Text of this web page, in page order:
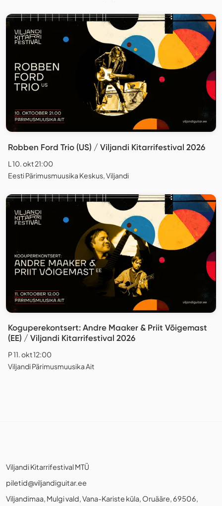
Robben Ford Trio (US) / Viljandi Kitarrifestival 2026
L 10. okt 21:00
Eesti Pärimusmuusika Keskus, Viljandi
Koguperekontsert: Andre Maaker & Priit Võigemast
(EE) / Viljandi Kitarrifestival 2026
P 11. okt 12:00
Viljandi Pärimusmuusika Ait
Viljandi Kitarrifestival MTÜ
piletid@viljandiguitar.ee
Viljandimaa, Mulgi vald, Vana-Kariste küla, Oruääre, 69506,